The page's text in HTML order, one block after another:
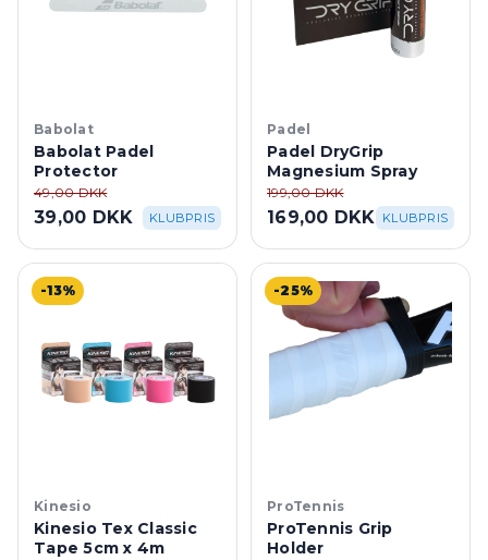
Babolat
Babolat Padel
Protector
49,00 DKK
39,00 DKK KLUBPRIS
Padel
Padel DryGrip
Magnesium Spray
199,00 DKK
169,00 DKK KLUBPRIS
-13%
Kinesio
Kinesio Tex Classic
Tape 5cm x 4m
-25%
ProTennis
ProTennis Grip
Holder